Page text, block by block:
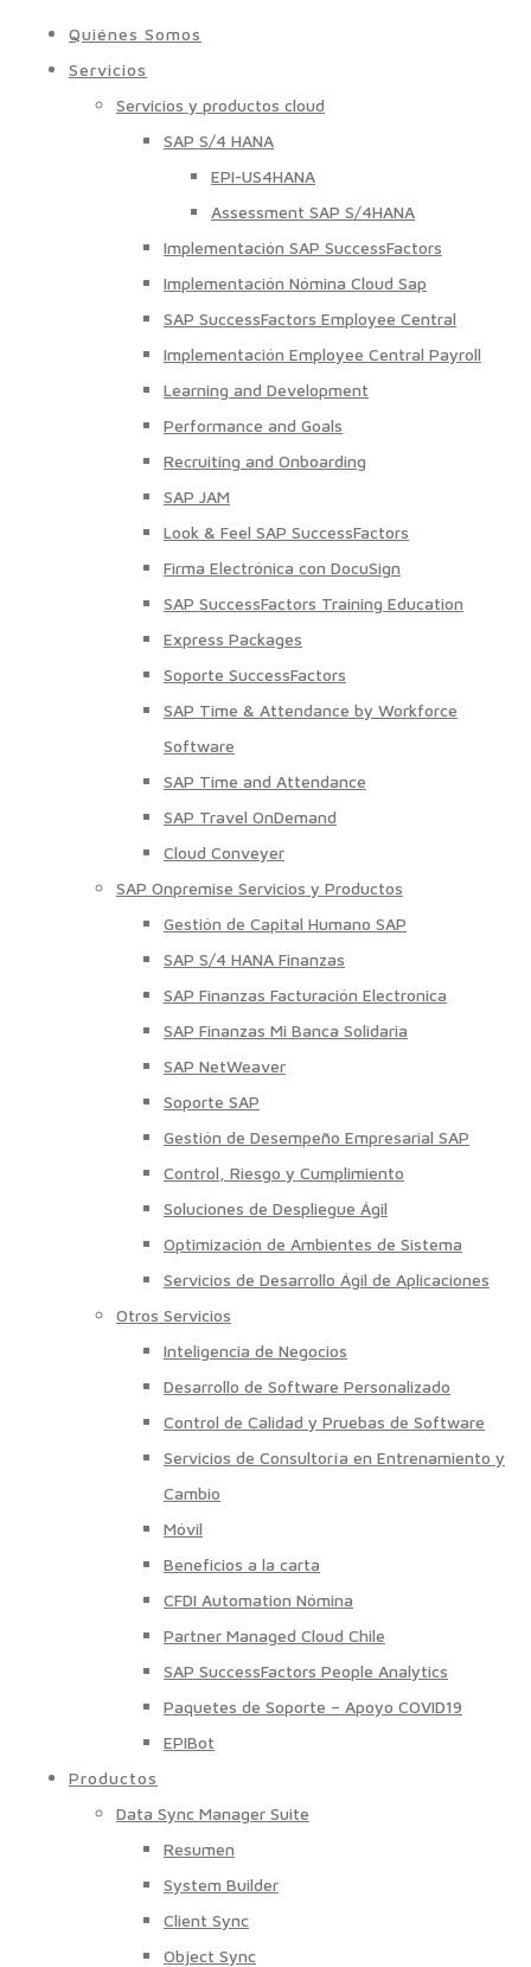
Quiénes Somos
Servicios
Servicios y productos cloud
SAP S/4 HANA
EPI-US4HANA
Assessment SAP S/4HANA
Implementación SAP SuccessFactors
Implementación Nómina Cloud Sap
SAP SuccessFactors Employee Central
Implementación Employee Central Payroll
Learning and Development
Performance and Goals
Recruiting and Onboarding
SAP JAM
Look & Feel SAP SuccessFactors
Firma Electrónica con DocuSign
SAP SuccessFactors Training Education
Express Packages
Soporte SuccessFactors
SAP Time & Attendance by Workforce
Software
SAP Time and Attendance
SAP Travel OnDemand
Cloud Conveyer
SAP Onpremise Servicios y Productos
Gestión de Capital Humano SAP
SAP S/4 HANA Finanzas
SAP Finanzas Facturación Electronica
SAP Finanzas Mi Banca Solidaria
SAP NetWeaver
Soporte SAP
Gestión de Desempeño Empresarial SAP
Control, Riesgo y Cumplimiento
Soluciones de Despliegue Ágil
Optimización de Ambientes de Sistema
Servicios de Desarrollo Ágil de Aplicaciones
Otros Servicios
Inteligencia de Negocios
Desarrollo de Software Personalizado
Control de Calidad y Pruebas de Software
Servicios de Consultoría en Entrenamiento y
Cambio
Móvil
Beneficios a la carta
CFDI Automation Nómina
Partner Managed Cloud Chile
SAP SuccessFactors People Analytics
Paquetes de Soporte – Apoyo COVID19
EPIBot
Productos
Data Sync Manager Suite
Resumen
System Builder
Client Sync
Object Sync